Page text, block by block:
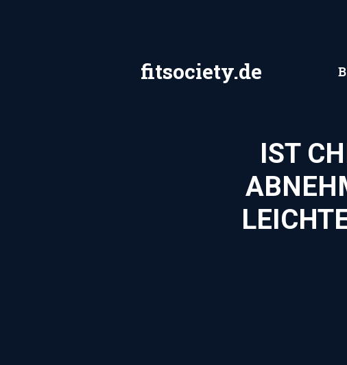
fitsociety.de
IST